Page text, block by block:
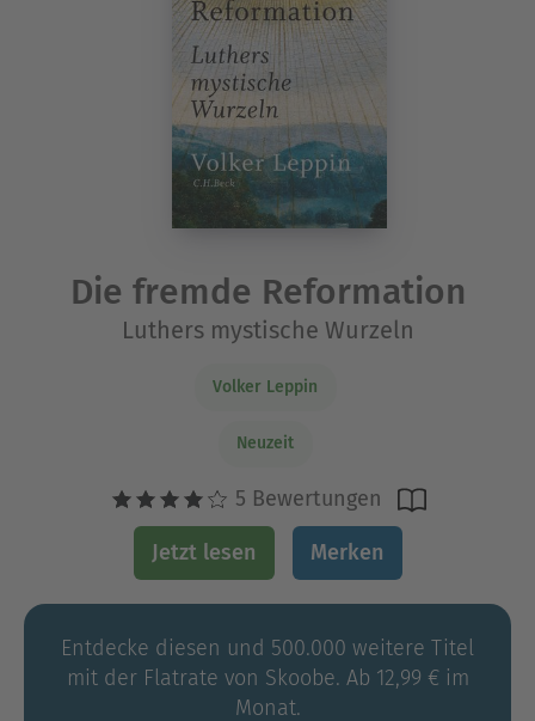
Die fremde Reformation
Luthers mystische Wurzeln
Volker Leppin
Neuzeit
5 Bewertungen
Jetzt lesen Merken
Entdecke diesen und 500.000 weitere Titel
mit der Flatrate von Skoobe. Ab 12,99 € im
Monat.